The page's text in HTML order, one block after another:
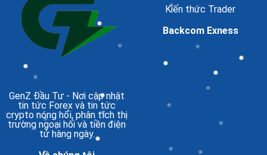
GenZ Đầu Tư - Nơi cập nhật
tin tức Forex và tin tức
crypto nóng hổi, phân tích thị
trường ngoại hối và tiền điện
tử hàng ngày.
Kiến thức Trader
Backcom Exness